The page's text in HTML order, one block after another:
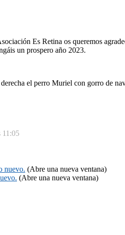
Es Retina os queremos
un prospero año 2023.
el perro Muriel con gorro de
11:05
nuevo. (Abre una nueva ventana)
(Abre una nueva ventana)